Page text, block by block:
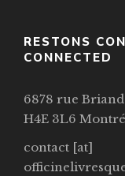
VOIR / VIEW
RESTONS
CONNECTED
6878 rue
H4E 3L6
contact [at]